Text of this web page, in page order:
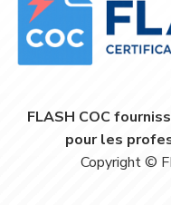
FLASH COC
pour les
Copyright ©